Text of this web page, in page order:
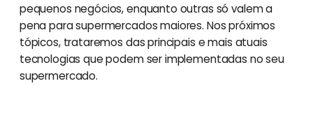
pequenos negócios, enquanto outras só valem a
pena para supermercados maiores. Nos próximos
tópicos, trataremos das principais e mais atuais
tecnologias que podem ser implementadas no seu
supermercado.